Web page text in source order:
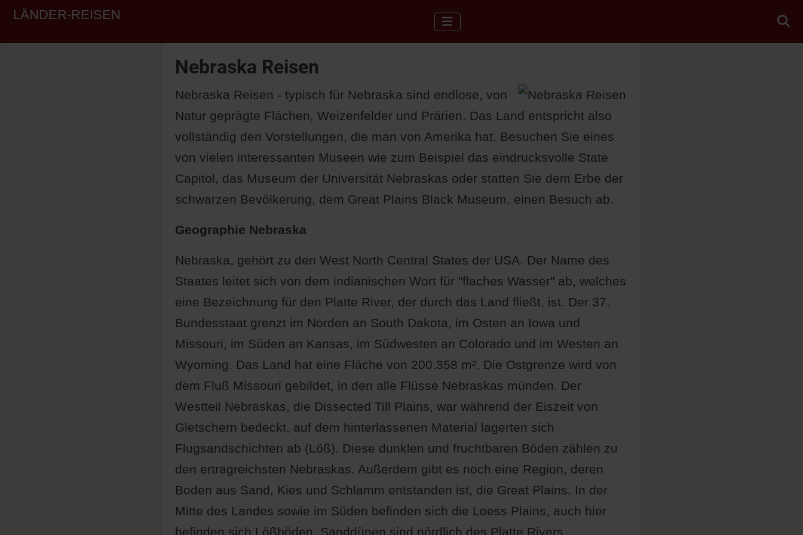
LÄNDER-REISEN
Nebraska Reisen
Nebraska Reisen - typisch für Nebraska sind endlose, von
Natur geprägte Flächen, Weizenfelder und Prärien. Das Land entspricht also
vollständig den Vorstellungen, die man von Amerika hat. Besuchen Sie eines
von vielen interessanten Museen wie zum Beispiel das eindrucksvolle State
Capitol, das Museum der Universität Nebraskas oder statten Sie dem Erbe der
schwarzen Bevölkerung, dem Great Plains Black Museum, einen Besuch ab.
Geographie Nebraska
Nebraska, gehört zu den West North Central States der USA. Der Name des
Staates leitet sich von dem indianischen Wort für "flaches Wasser" ab, welches
eine Bezeichnung für den Platte River, der durch das Land fließt, ist. Der 37.
Bundesstaat grenzt im Norden an South Dakota, im Osten an Iowa und
Missouri, im Süden an Kansas, im Südwesten an Colorado und im Westen an
Wyoming. Das Land hat eine Fläche von 200.358 m². Die Ostgrenze wird von
dem Fluß Missouri gebildet, in den alle Flüsse Nebraskas münden. Der
Westteil Nebraskas, die Dissected Till Plains, war während der Eiszeit von
Gletschern bedeckt, auf dem hinterlassenen Material lagerten sich
Flugsandschichten ab (Löß). Diese dunklen und fruchtbaren Böden zählen zu
den ertragreichsten Nebraskas. Außerdem gibt es noch eine Region, deren
Boden aus Sand, Kies und Schlamm entstanden ist, die Great Plains. In der
Mitte des Landes sowie im Süden befinden sich die Loess Plains, auch hier
befinden sich Lößböden. Sanddünen sind nördlich des Platte Rivers